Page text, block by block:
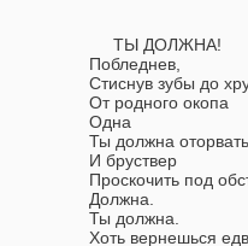
ТЫ ДОЛЖНА!
Побледнев,
Стиснув зубы до
От родного окопа
Одна
Ты должна
И бруствер
Проскочить под
Должна.
Ты должна.
Хоть вернешься